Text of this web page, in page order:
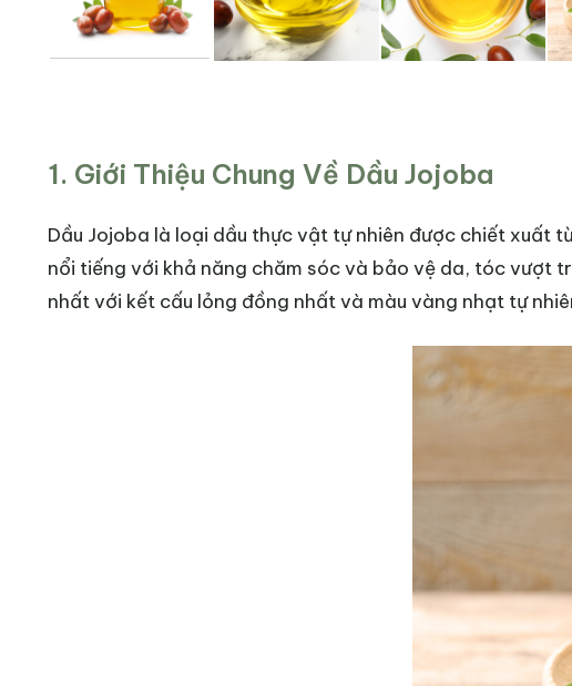
1. Giới Thiệu Chung Về Dầu Jojoba
Dầu Jojoba là loại dầu thực vật tự nhiên được chiết xuất
nổi tiếng với khả năng chăm sóc và bảo vệ da, tóc vượt
nhất với kết cấu lỏng đồng nhất và màu vàng nhạt tự